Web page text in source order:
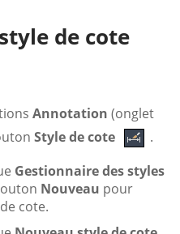
de cote
Annotation (onglet
Style de cote
.
Gestionnaire des styles
Nouveau pour
cote.